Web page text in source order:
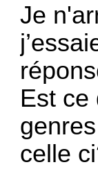
Je
Est ce
celle